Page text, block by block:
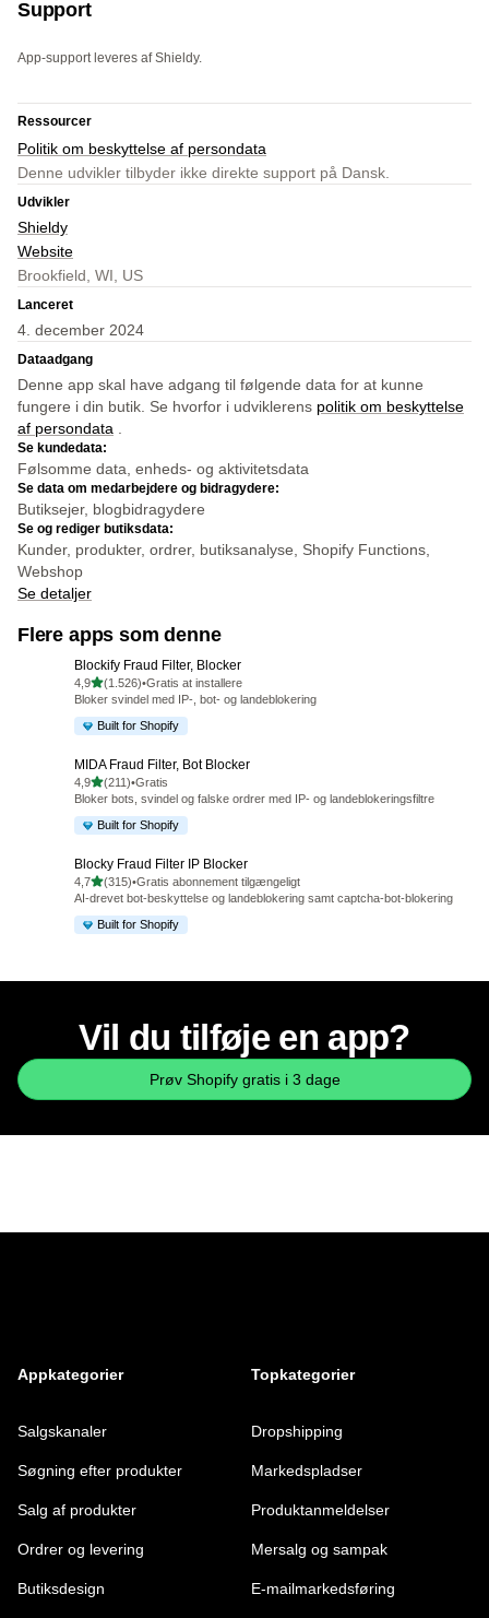
Support
App-support leveres af Shieldy.
Ressourcer
Politik om beskyttelse af persondata
Denne udvikler tilbyder ikke direkte support på Dansk.
Udvikler
Shieldy
Website
Brookfield, WI, US
Lanceret
4. december 2024
Dataadgang
Denne app skal have adgang til følgende data for at kunne
fungere i din butik. Se hvorfor i udviklerens politik om beskyttelse
af persondata
Se kundedata:
Følsomme data, enheds- og aktivitetsdata
Se data om medarbejdere og bidragydere:
Butiksejer, blogbidragydere
Se og rediger butiksdata:
Kunder, produkter, ordrer, butiksanalyse, Shopify Functions,
Webshop
Se detaljer
Flere apps som denne
Blockify Fraud Filter, Blocker
4,9ud af 5 stjerner
(1.526)
1526 anmeldelser i alt
•Gratis at installere
Bloker svindel med IP-, bot- og landeblokering
Built for Shopify
MIDA Fraud Filter, Bot Blocker
4,9ud af 5 stjerner
(211)
211 anmeldelser i alt
•Gratis
Bloker bots, svindel og falske ordrer med IP- og landeblokeringsfiltre
Built for Shopify
Blocky Fraud Filter IP Blocker
4,7ud af 5 stjerner
(315)
315 anmeldelser i alt
•Gratis abonnement tilgængeligt
AI-drevet bot-beskyttelse og landeblokering samt captcha-bot-blokering
Built for Shopify
Vil du tilføje en app?
Prøv Shopify gratis i 3 dage
Appkategorier
Salgskanaler
Søgning efter produkter
Salg af produkter
Ordrer og levering
Butiksdesign
Topkategorier
Dropshipping
Markedspladser
Produktanmeldelser
Mersalg og sampak
E-mailmarkedsføring